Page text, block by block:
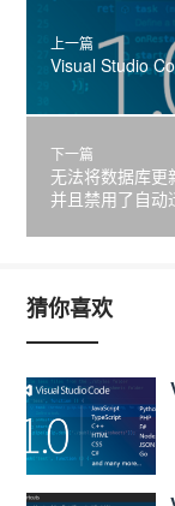
上一篇
Visual Studio
下一篇
无法将数据库
并且禁用了自动
猜你喜欢